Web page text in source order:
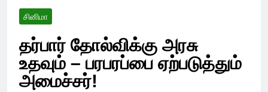
சினிமா
தர்பார் தோல்விக்கு அரசு
உதவும் – பரபரப்பை ஏற்படுத்தும்
அமைச்சர்!